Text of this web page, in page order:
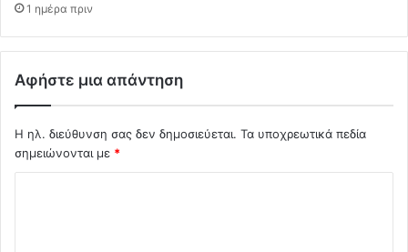
1 ημέρα πριν
Αφήστε μια απάντηση
Η ηλ. διεύθυνση σας δεν δημοσιεύεται. Τα υποχρεωτικά πεδία
σημειώνονται με *